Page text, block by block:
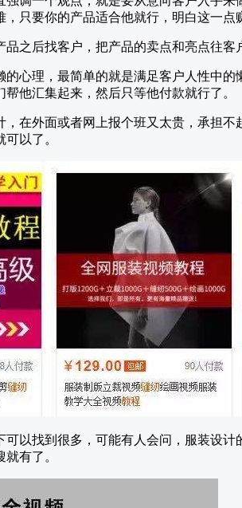
只要你的产品适合他就行，明白这一点
之后找客户，把产品的卖点和亮点往客
的心理，最简单的就是满足客户人性中
他汇集起来，然后只等他付款就行了。
，在外面或者网上报个班又太贵，承担
以了。
可以找到很多，可能有人会问，服装设
有了。